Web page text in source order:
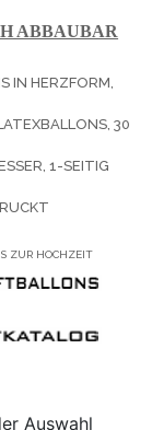
ABBAUBAR
IN HERZFORM,
30
1-SEITIG
ZUR HOCHZEIT
Auswahl